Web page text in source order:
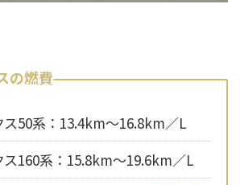
の燃費
ス50系：13.4km〜16.8km／L
ス160系：15.8km〜19.6km／L